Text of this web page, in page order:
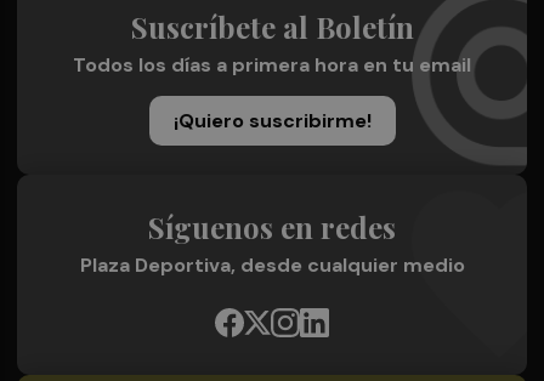
Suscríbete al Boletín
Todos los días a primera hora en tu email
¡Quiero suscribirme!
Síguenos en redes
Plaza Deportiva, desde cualquier medio